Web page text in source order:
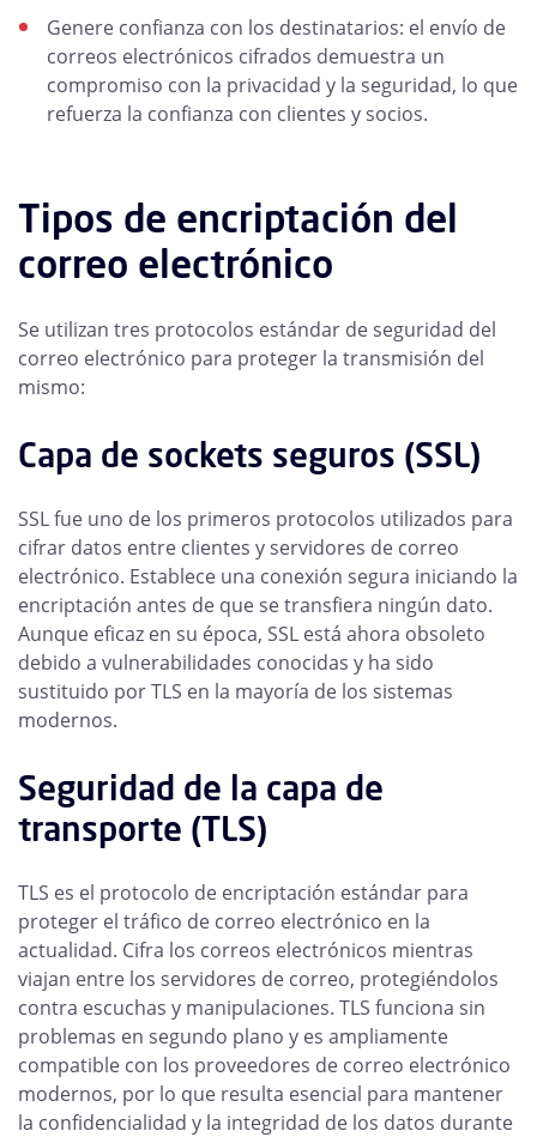
Genere confianza con los destinatarios: el envío de
correos electrónicos cifrados demuestra un
compromiso con la privacidad y la seguridad, lo que
refuerza la confianza con clientes y socios.
Tipos de encriptación del
correo electrónico
Se utilizan tres protocolos estándar de seguridad del
correo electrónico para proteger la transmisión del
mismo:
Capa de sockets seguros (SSL)
SSL fue uno de los primeros protocolos utilizados para
cifrar datos entre clientes y servidores de correo
electrónico. Establece una conexión segura iniciando la
encriptación antes de que se transfiera ningún dato.
Aunque eficaz en su época, SSL está ahora obsoleto
debido a vulnerabilidades conocidas y ha sido
sustituido por TLS en la mayoría de los sistemas
modernos.
Seguridad de la capa de
transporte (TLS)
TLS es el protocolo de encriptación estándar para
proteger el tráfico de correo electrónico en la
actualidad. Cifra los correos electrónicos mientras
viajan entre los servidores de correo, protegiéndolos
contra escuchas y manipulaciones. TLS funciona sin
problemas en segundo plano y es ampliamente
compatible con los proveedores de correo electrónico
modernos, por lo que resulta esencial para mantener
la confidencialidad y la integridad de los datos durante